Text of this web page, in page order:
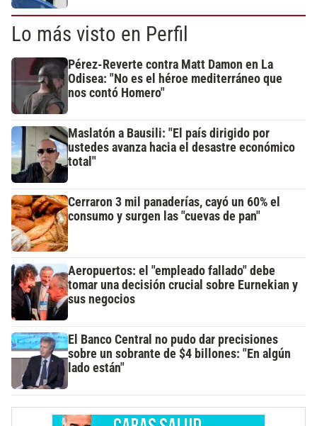
Lo más visto en Perfil
Pérez-Reverte contra Matt Damon en La
Odisea: "No es el héroe mediterráneo que
nos contó Homero"
Maslatón a Bausili: "El país dirigido por
ustedes avanza hacia el desastre económico
total"
Cerraron 3 mil panaderías, cayó un 60% el
consumo y surgen las "cuevas de pan"
Aeropuertos: el "empleado fallado" debe
tomar una decisión crucial sobre Eurnekian y
sus negocios
El Banco Central no pudo dar precisiones
sobre un sobrante de $4 billones: "En algún
lado están"